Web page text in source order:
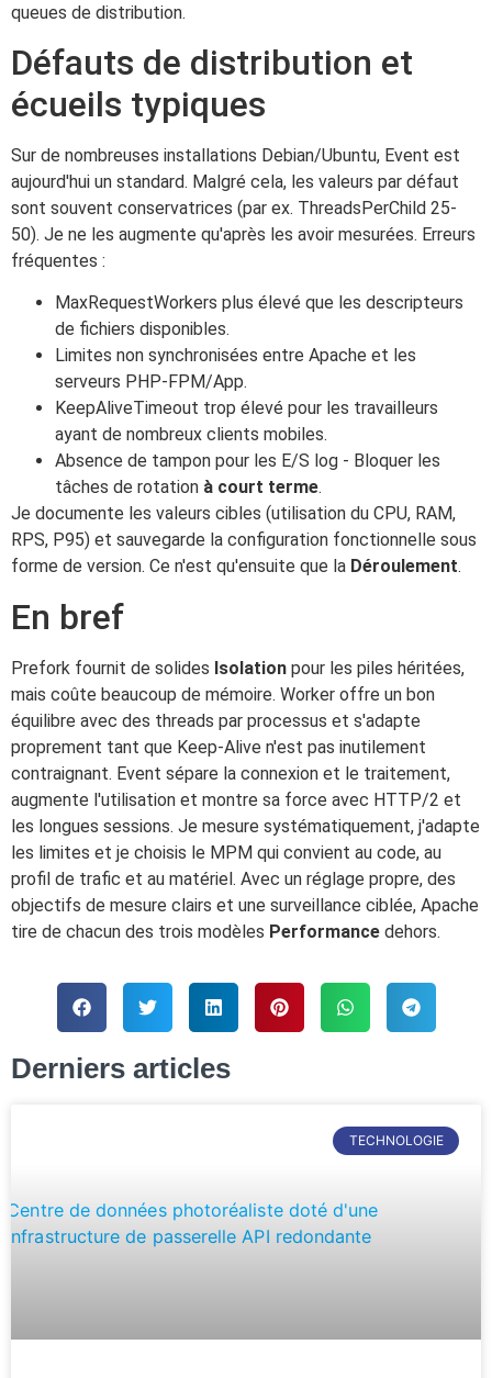
queues de distribution.
Défauts de distribution et
écueils typiques
Sur de nombreuses installations Debian/Ubuntu, Event est
aujourd'hui un standard. Malgré cela, les valeurs par défaut
sont souvent conservatrices (par ex. ThreadsPerChild 25-
50). Je ne les augmente qu'après les avoir mesurées. Erreurs
fréquentes :
MaxRequestWorkers plus élevé que les descripteurs
de fichiers disponibles.
Limites non synchronisées entre Apache et les
serveurs PHP-FPM/App.
KeepAliveTimeout trop élevé pour les travailleurs
ayant de nombreux clients mobiles.
Absence de tampon pour les E/S log - Bloquer les
tâches de rotation à court terme.
Je documente les valeurs cibles (utilisation du CPU, RAM,
RPS, P95) et sauvegarde la configuration fonctionnelle sous
forme de version. Ce n'est qu'ensuite que la Déroulement.
En bref
Prefork fournit de solides Isolation pour les piles héritées,
mais coûte beaucoup de mémoire. Worker offre un bon
équilibre avec des threads par processus et s'adapte
proprement tant que Keep-Alive n'est pas inutilement
contraignant. Event sépare la connexion et le traitement,
augmente l'utilisation et montre sa force avec HTTP/2 et
les longues sessions. Je mesure systématiquement, j'adapte
les limites et je choisis le MPM qui convient au code, au
profil de trafic et au matériel. Avec un réglage propre, des
objectifs de mesure clairs et une surveillance ciblée, Apache
tire de chacun des trois modèles Performance dehors.
Derniers articles
TECHNOLOGIE